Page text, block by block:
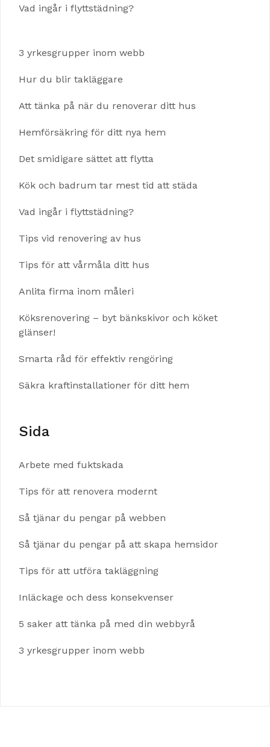
Vad ingår i flyttstädning?
3 yrkesgrupper inom webb
Hur du blir takläggare
Att tänka på när du renoverar ditt hus
Hemförsäkring för ditt nya hem
Det smidigare sättet att flytta
Kök och badrum tar mest tid att städa
Vad ingår i flyttstädning?
Tips vid renovering av hus
Tips för att vårmåla ditt hus
Anlita firma inom måleri
Köksrenovering – byt bänkskivor och köket
glänser!
Smarta råd för effektiv rengöring
Säkra kraftinstallationer för ditt hem
Sida
Arbete med fuktskada
Tips för att renovera modernt
Så tjänar du pengar på webben
Så tjänar du pengar på att skapa hemsidor
Tips för att utföra takläggning
Inläckage och dess konsekvenser
5 saker att tänka på med din webbyrå
3 yrkesgrupper inom webb